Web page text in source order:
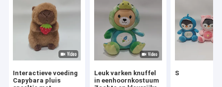
Interactieve voeding
Capybara pluis
Leuk varken knuffel
in eenhoornkostuum
S